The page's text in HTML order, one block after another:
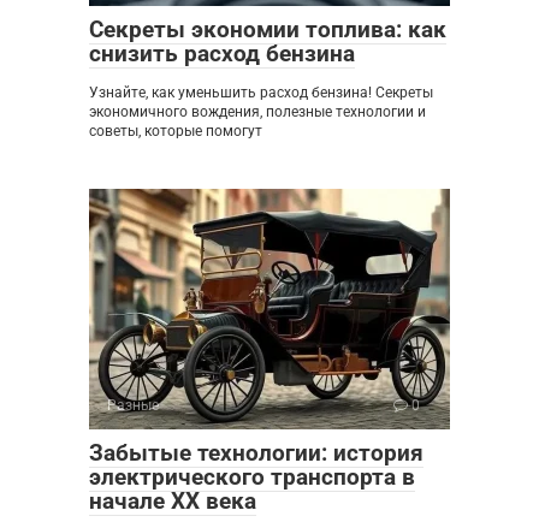
Секреты экономии топлива: как
снизить расход бензина
Узнайте, как уменьшить расход бензина! Секреты
экономичного вождения, полезные технологии и
советы, которые помогут
Разные 0
Забытые технологии: история
электрического транспорта в
начале XX века